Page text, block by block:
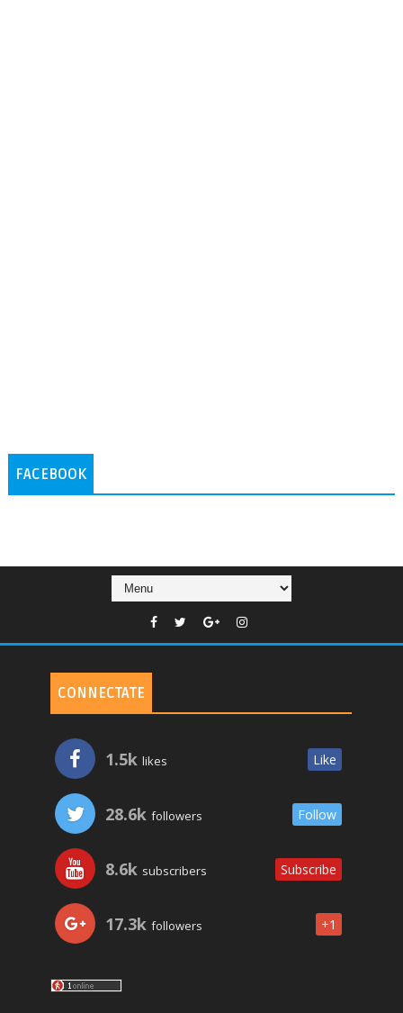
FACEBOOK
CONNECTATE
1.5k likes Like
28.6k followers Follow
8.6k subscribers Subscribe
17.3k followers +1